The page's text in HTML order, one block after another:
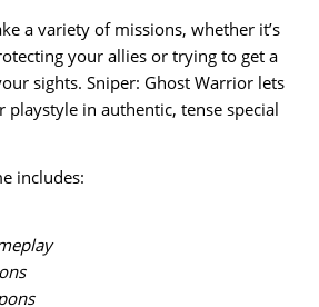
a variety of missions, whether it’s
your allies or trying to get a
sights. Sniper: Ghost Warrior lets
playstyle in authentic, tense special
includes: